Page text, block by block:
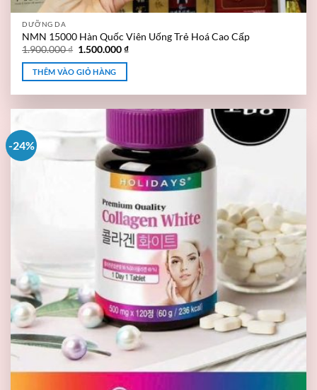
DƯỠNG DA
NMN 15000 Hàn Quốc Viên Uống Trẻ Hoá Cao Cấp
1.900.000₫ 1.500.000₫
THÊM VÀO GIỎ HÀNG
-24%